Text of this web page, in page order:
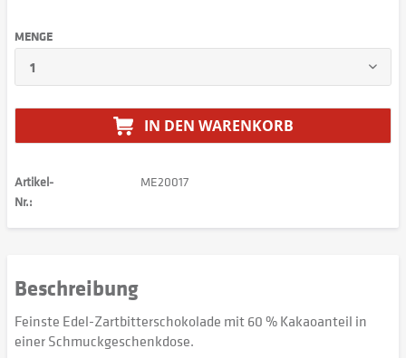
MENGE
IN DEN WARENKORB
Artikel-
Nr.:
ME20017
Beschreibung
Feinste Edel-Zartbitterschokolade mit 60 % Kakaoanteil in
einer Schmuckgeschenkdose.